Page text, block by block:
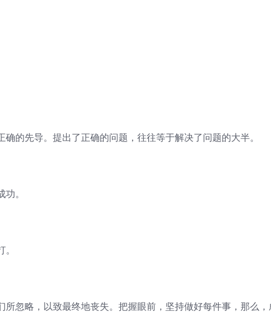
的先导。提出了正确的问题，往往等于解决了问题的大半。
。
忽略，以致最终地丧失。把握眼前，坚持做好每件事，那么，